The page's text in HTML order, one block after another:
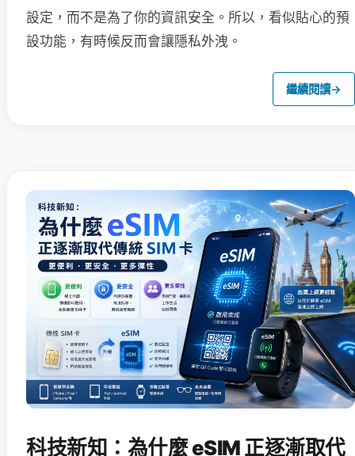
設定，而不是為了你的資訊安全。所以，看似貼心的預
設功能，有時候反而會讓隱私外洩。
繼續閱讀→
科技新知：為什麼 eSIM 正逐漸取代